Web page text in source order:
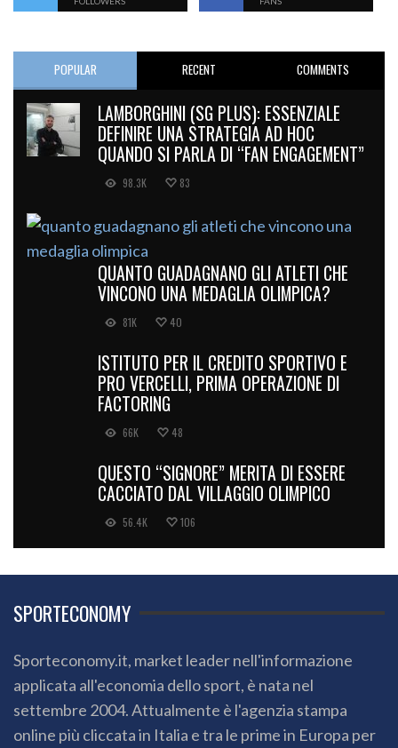
POPULAR RECENT COMMENTS
LAMBORGHINI (SG PLUS): ESSENZIALE
DEFINIRE UNA STRATEGIA AD HOC
QUANDO SI PARLA DI “FAN ENGAGEMENT”
98.3K 83
QUANTO GUADAGNANO GLI ATLETI CHE
VINCONO UNA MEDAGLIA OLIMPICA?
81K 40
ISTITUTO PER IL CREDITO SPORTIVO E
PRO VERCELLI, PRIMA OPERAZIONE DI
FACTORING
66K 48
QUESTO “SIGNORE” MERITA DI ESSERE
CACCIATO DAL VILLAGGIO OLIMPICO
56.4K 106
SPORTECONOMY
Sporteconomy.it, market leader nell'informazione
applicata all'economia dello sport, è nata nel
settembre 2004. Attualmente è l'agenzia stampa
online più cliccata in Italia e tra le prime in Europa per